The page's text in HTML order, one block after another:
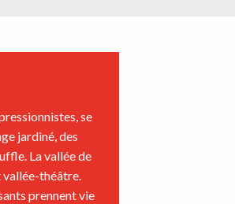
se
jardiné, des
La vallée de
vallée-théâtre.
prennent vie